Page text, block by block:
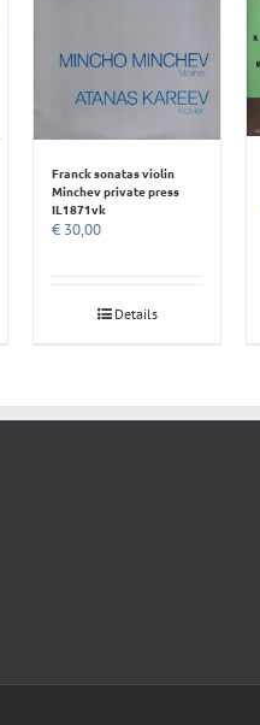
Franck sonatas violin
Minchev private press
IL1871vk
€ 30,00
Details